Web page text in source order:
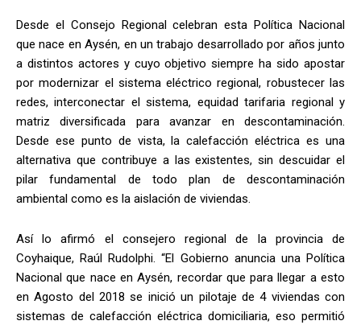
Desde el Consejo Regional celebran esta Política Nacional
que nace en Aysén, en un trabajo desarrollado por años junto
a distintos actores y cuyo objetivo siempre ha sido apostar
por modernizar el sistema eléctrico regional, robustecer las
redes, interconectar el sistema, equidad tarifaria regional y
matriz diversificada para avanzar en descontaminación.
Desde ese punto de vista, la calefacción eléctrica es una
alternativa que contribuye a las existentes, sin descuidar el
pilar fundamental de todo plan de descontaminación
ambiental como es la aislación de viviendas.
Así lo afirmó el consejero regional de la provincia de
Coyhaique, Raúl Rudolphi. “El Gobierno anuncia una Política
Nacional que nace en Aysén, recordar que para llegar a esto
en Agosto del 2018 se inició un pilotaje de 4 viviendas con
sistemas de calefacción eléctrica domiciliaria, eso permitió